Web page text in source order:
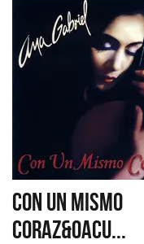
CON UN MISMO
CORAZ&Oacu...